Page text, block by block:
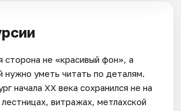
сторона не «красивый фон», а
нужно уметь читать по деталям.
начала XX века сохранился не на
витражах, метлахской